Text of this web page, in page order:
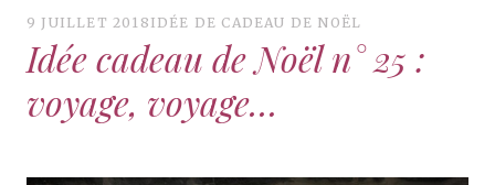
9 JUILLET 2018 IDÉE DE CADEAU DE NOËL
Idée cadeau de Noël n° 25 :
voyage, voyage…